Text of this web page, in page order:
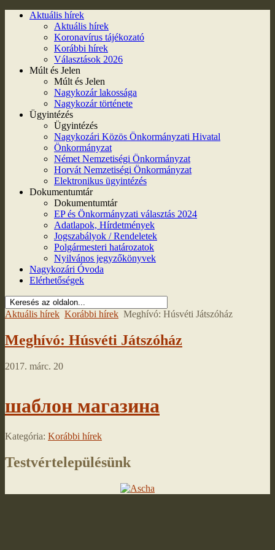
Aktuális hírek
Aktuális hírek
Koronavírus tájékozató
Korábbi hírek
Választások 2026
Múlt és Jelen
Múlt és Jelen
Nagykozár lakossága
Nagykozár története
Ügyintézés
Ügyintézés
Nagykozári Közös Önkormányzati Hivatal
Önkormányzat
Német Nemzetiségi Önkormányzat
Horvát Nemzetiségi Önkormányzat
Elektronikus ügyintézés
Dokumentumtár
Dokumentumtár
EP és Önkormányzati választás 2024
Adatlapok, Hírdetmények
Jogszabályok / Rendeletek
Polgármesteri határozatok
Nyilvános jegyzőkönyvek
Nagykozári Óvoda
Elérhetőségek
Aktuális hírek Korábbi hírek Meghívó: Húsvéti Játszóház
Meghívó: Húsvéti Játszóház
2017. márc. 20
шаблон магазина
Kategória: Korábbi hírek
Testvértelepülésünk